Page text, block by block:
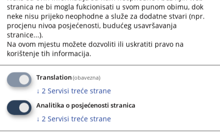
theDisciplinary Procedures and Ethics of Judicial Office
Holders Department
+387 (0)33 707 536
almisa.berhamovic@pravosudje.ba
Jasmin Čalija , Head ofthe Appointments and
Promotions Department
+387 (0)33 707 560
jasmin.calija@pravosudje.ba
Vesna Pirija
Department
+387 (0)33704 629
stranica ne bi mogla fukcionisati u svom punom obimu, dok
neke nisu prijeko neophodne a služe za dodatne stvari (npr.
procjenu nivoa posjećenosti, budućeg usavršavanja
stranice...).
Na ovom mjestu možete dozvoliti ili uskratiti pravo na
korištenje tih informacija.
Translation(obavezna)
↓ 2 Servisi treće strane
Analitika o posjećenosti stranica
↓ 2 Servisi treće strane